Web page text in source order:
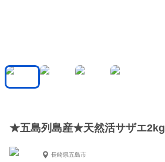
★五島列島産★天然活サザエ2kg
長崎県五島市